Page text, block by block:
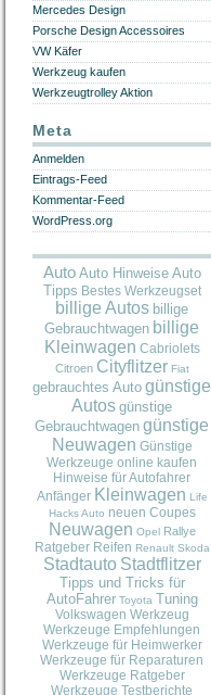
Mercedes Design
Porsche Design Accessoires
VW Käfer
Werkzeug kaufen
Werkzeugtrolley Aktion
Meta
Anmelden
Eintrags-Feed
Kommentar-Feed
WordPress.org
Auto Auto Hinweise Auto
Tipps Bestes Werkzeugset
billige Autos billige
Gebrauchtwagen billige
Kleinwagen Cabriolets
Citroen Cityflitzer Fiat
gebrauchtes Auto günstige
Autos günstige
Gebrauchtwagen günstige
Neuwagen Günstige
Werkzeuge online kaufen
Hinweise für Autofahrer
Anfänger Kleinwagen Life
Hacks Auto neuen Coupes
Neuwagen Opel Rallye
Ratgeber Reifen Renault Skoda
Stadtauto Stadtflitzer
Tipps und Tricks für
AutoFahrer Toyota Tuning
Volkswagen Werkzeug
Werkzeuge Empfehlungen
Werkzeuge für Heimwerker
Werkzeuge für Reparaturen
Werkzeuge Ratgeber
Werkzeuge Testberichte